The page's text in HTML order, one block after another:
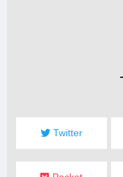
Twitter